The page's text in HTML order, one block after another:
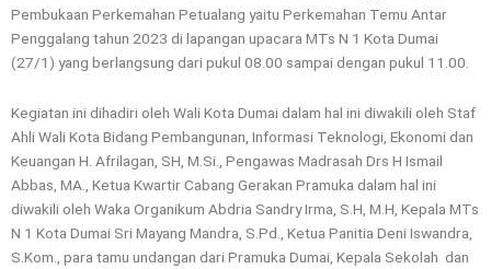
Pembukaan Perkemahan Petualang yaitu Perkemahan Temu Antar
Penggalang tahun 2023 di lapangan upacara MTs N 1 Kota Dumai
(27/1) yang berlangsung dari pukul 08.00 sampai dengan pukul 11.00.
Kegiatan ini dihadiri oleh Wali Kota Dumai dalam hal ini diwakili oleh Staf
Ahli Wali Kota Bidang Pembangunan, Informasi Teknologi, Ekonomi dan
Keuangan H. Afrilagan, SH, M.Si., Pengawas Madrasah Drs H Ismail
Abbas, MA., Ketua Kwartir Cabang Gerakan Pramuka dalam hal ini
diwakili oleh Waka Organikum Abdria Sandry Irma, S.H, M.H, Kepala MTs
N 1 Kota Dumai Sri Mayang Mandra, S.Pd., Ketua Panitia Deni Iswandra,
S.Kom., para tamu undangan dari Pramuka Dumai, Kepala Sekolah dan